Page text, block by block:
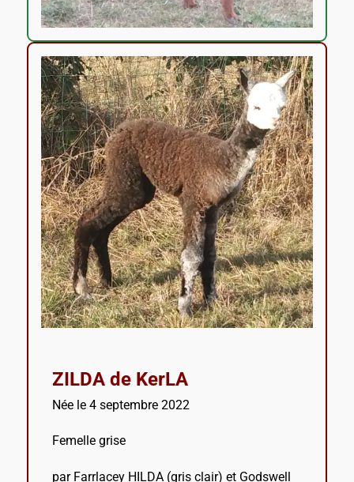
ZILDA de KerLA
Née le 4 septembre 2022
Femelle grise
par Farrlacey HILDA (gris clair) et Godswell